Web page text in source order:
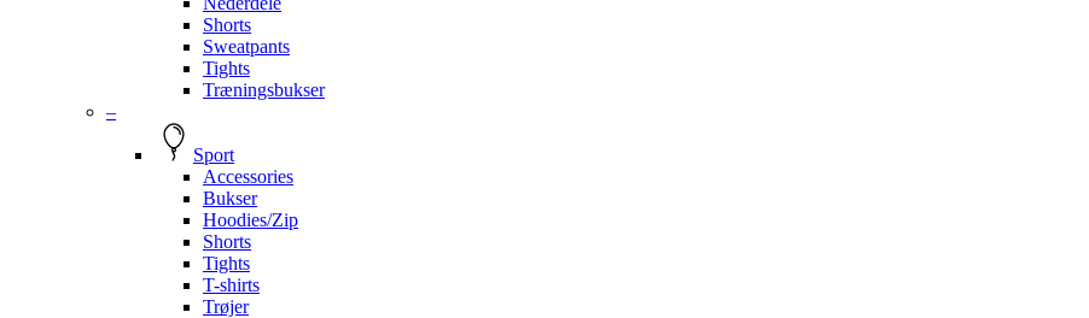
Shorts
Sweatpants
Tights
Træningsbukser
–
Sport
Accessories
Bukser
Hoodies/Zip
Shorts
Tights
T-shirts
Trøjer